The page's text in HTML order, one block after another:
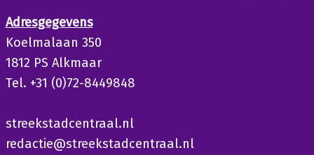
Adresgegevens
Koelmalaan 350
1812 PS Alkmaar
Tel. +31 (0)72-8449848
streekstadcentraal.nl
redactie@streekstadcentraal.nl